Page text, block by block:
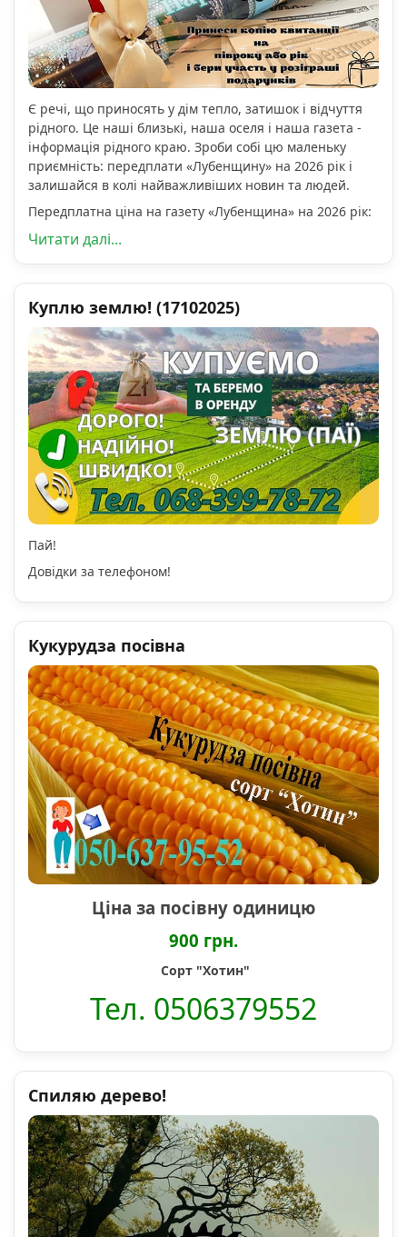
Є речі, що приносять у дім тепло, затишок і відчуття
рідного. Це наші близькі, наша оселя і наша газета -
інформація рідного краю. Зроби собі цю маленьку
приємність: передплати «Лубенщину» на 2026 рік і
залишайся в колі найважливіших новин та людей.
Передплатна ціна на газету «Лубенщина» на 2026 рік:
Читати далі...
Куплю землю! (17102025)
Пай!
Довідки за телефоном!
Кукурудза посівна
Ціна за посівну одиницю
900 грн.
Сорт "Хотин"
Тел. 0506379552
Спиляю дерево!